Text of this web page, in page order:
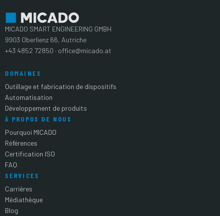
MICADO SMART ENGINEERING GMBH
9903 Oberlienz 66, Autriche
+43 4852 72850 · office@micado.at
DOMAINES
Outillage et fabrication de dispositifs
Automatisation
Développement de produits
À PROPOS DE NOUS
Pourquoi MICADO
Références
Certification ISO
FAQ
SERVICES
Carrières
Médiathèque
Blog